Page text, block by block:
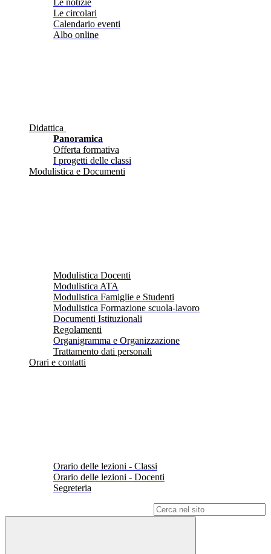
Le notizie
Le circolari
Calendario eventi
Albo online
Didattica
Panoramica
Offerta formativa
I progetti delle classi
Modulistica e Documenti
Modulistica Docenti
Modulistica ATA
Modulistica Famiglie e Studenti
Modulistica Formazione scuola-lavoro
Documenti Istituzionali
Regolamenti
Organigramma e Organizzazione
Trattamento dati personali
Orari e contatti
Orario delle lezioni - Classi
Orario delle lezioni - Docenti
Segreteria